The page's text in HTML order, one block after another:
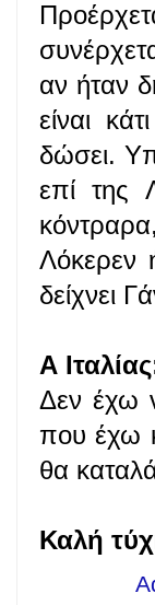
αν ήταν
είναι
δώσει.
επί της
Λόκερεν
δείχνει
Α
Δεν έχω
που έχω
θα
Καλή